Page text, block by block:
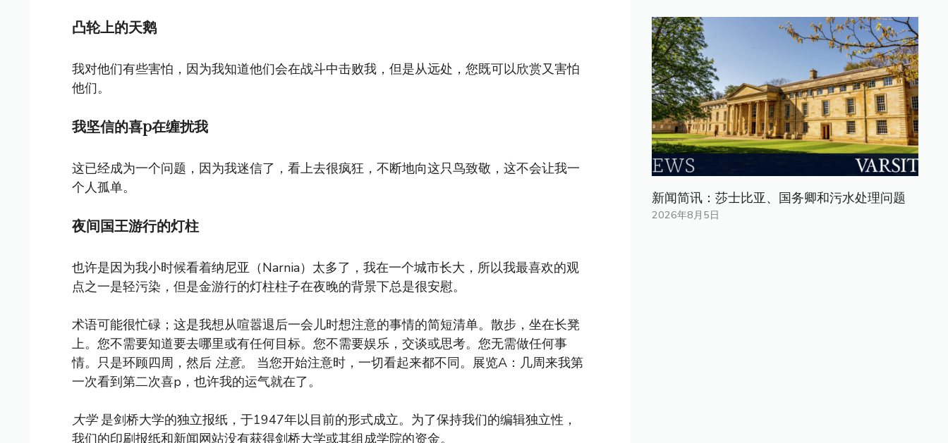
凸轮上的天鹅
我对他们有些害怕，因为我知道他们会在战斗中击败我，但是从远处，您既可以欣赏又害怕
他们。
我坚信的喜p在缠扰我
这已经成为一个问题，因为我迷信了，看上去很疯狂，不断地向这只鸟致敬，这不会让我一
个人孤单。
夜间国王游行的灯柱
也许是因为我小时候看着纳尼亚（Narnia）太多了，我在一个城市长大，所以我最喜欢的观
点之一是轻污染，但是金游行的灯柱柱子在夜晚的背景下总是很安慰。
术语可能很忙碌；这是我想从喧嚣退后一会儿时想注意的事情的简短清单。散步，坐在长凳
上。您不需要知道要去哪里或有任何目标。您不需要娱乐，交谈或思考。您无需做任何事
情。只是环顾四周，然后 注意。
当您开始注意时，一切看起来都不同。展览A：几周来我第
一次看到第二次喜p，也许我的运气就在了。
大学是剑桥大学的独立报纸，于1947年以目前的形式成立。为了保持我们的编辑独立性，
我们的印刷报纸和新闻网站没有获得剑桥大学或其组成学院的资金。
新闻简讯：莎士比亚、国务卿和污水处理问题
2026年8月5日